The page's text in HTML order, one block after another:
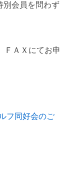
別会員を問わず
ＦＡＸにてお申
フ同好会のご